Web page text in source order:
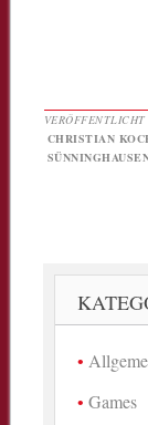
CHRISTIAN
Games